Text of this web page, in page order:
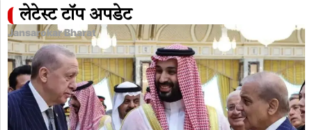
लेटेस्ट टॉप अपडेट
Jansarokar Bharat